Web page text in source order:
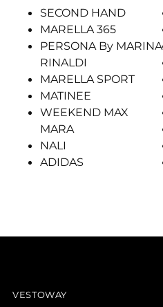
SECOND HAND
MARELLA 365
PERSONA By MARINA
RINALDI
MARELLA SPORT
MATINEE
WEEKEND MAX
MARA
NALI
ADIDAS
VESTOWAY